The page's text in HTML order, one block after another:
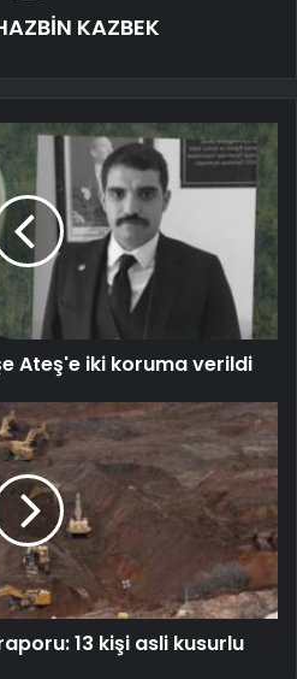
KAZBEK
Ateş'e iki koruma verildi
13 kişi asli kusurlu